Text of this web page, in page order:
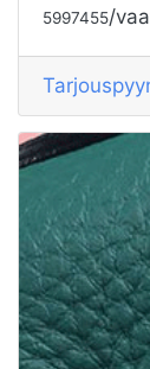
5997456/